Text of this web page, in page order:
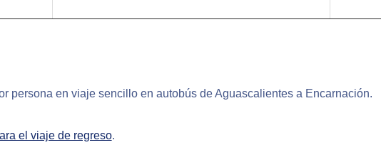
persona en viaje sencillo en autobús de Aguascalientes a Encarnación.
el viaje de regreso.